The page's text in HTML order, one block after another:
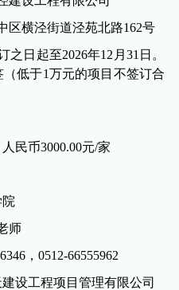
区横泾街道泾苑北路162号
之日起至2026年12 月 31 日。
（低于1万元的项目不签订合
民币3000.00元/家
师
， 0512-66555962
设工程项目管理有限公司